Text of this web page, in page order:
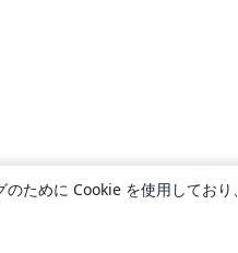
ために Cookie を使用してお